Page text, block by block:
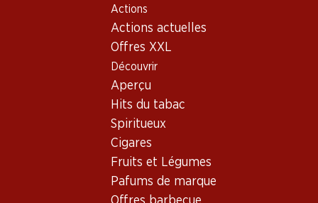
Actions
Actions actuelles
Offres XXL
Découvrir
Aperçu
Hits du tabac
Spiritueux
Cigares
Fruits et Légumes
Pafums de marque
Shop des Vins
Moscato